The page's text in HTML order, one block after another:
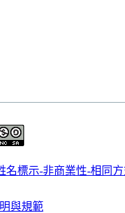
名標示-非商業性-相同
與規範